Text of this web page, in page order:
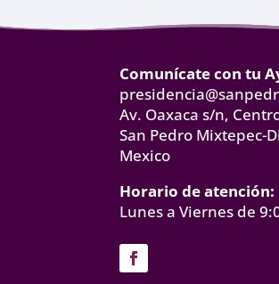
Comunícate con tu
Av. Oaxaca s/n,
San Pedro Mixtepec-
Mexico
Horario de atención:
Lunes a Viernes de